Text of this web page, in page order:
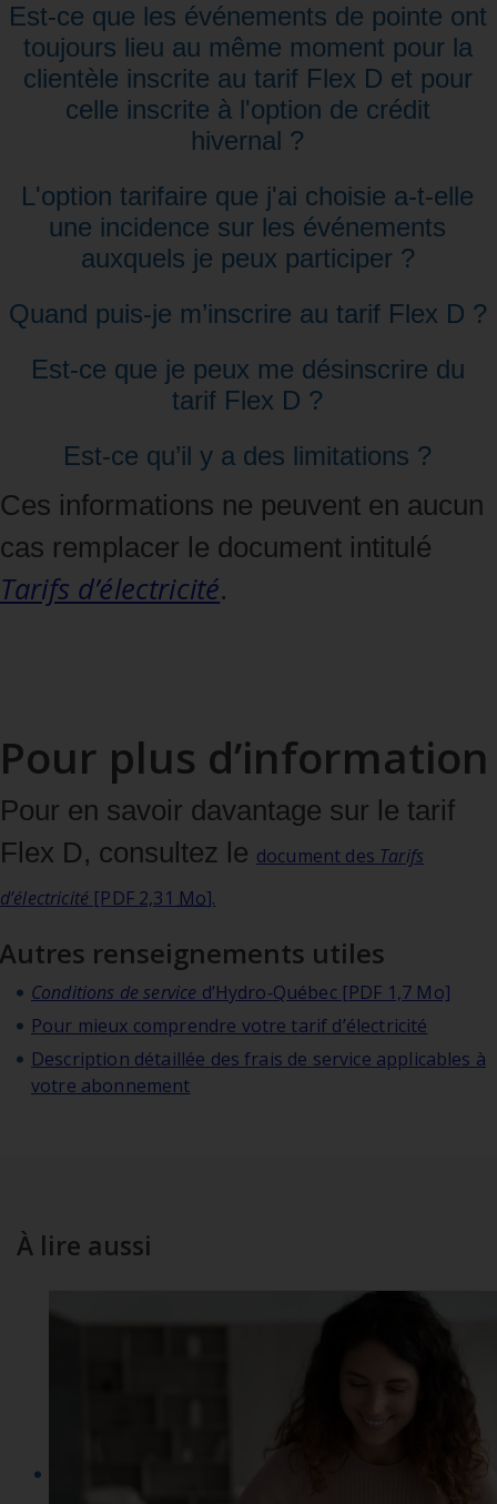
Est‑ce que les événements de pointe ont
toujours lieu au même moment pour la
clientèle inscrite au tarif Flex D et pour
celle inscrite à l'option de crédit
hivernal ?
L'option tarifaire que j'ai choisie a‑t‑elle
une incidence sur les événements
auxquels je peux participer ?
Quand puis‑je m’inscrire au tarif Flex D ?
Est-ce que je peux me désinscrire du
tarif Flex D ?
Est-ce qu’il y a des limitations ?
Ces informations ne peuvent en aucun
cas remplacer le document intitulé
Tarifs d’électricité.
Pour plus d’information
Pour en savoir davantage sur le tarif
Flex D, consultez le document des Tarifs
d’électricité [PDF 2,31 Mo].
Autres renseignements utiles
Conditions de service d’Hydro‑Québec [PDF 1,7 Mo]
Pour mieux comprendre votre tarif d’électricité
Description détaillée des frais de service applicables à
votre abonnement
À lire aussi